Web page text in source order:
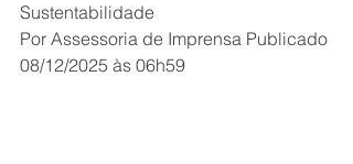
Sustentabilidade
Por Assessoria de Imprensa Publicado
08/12/2025 às 06h59